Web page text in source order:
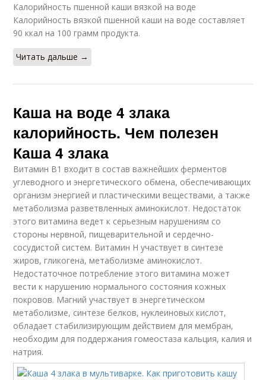
Калорийность пшенной каши вязкой на воде
Калорийность вязкой пшенной каши на воде составляет
90 ккал на 100 грамм продукта.
Читать дальше →
Каша на воде 4 злака
калорийность. Чем полезен
Каша 4 злака
Витамин В1 входит в состав важнейших ферментов
углеводного и энергетического обмена, обеспечивающих
организм энергией и пластическими веществами, а также
метаболизма разветвленных аминокислот. Недостаток
этого витамина ведет к серьезным нарушениям со
стороны нервной, пищеварительной и сердечно-
сосудистой систем. Витамин Н участвует в синтезе
жиров, гликогена, метаболизме аминокислот.
Недостаточное потребление этого витамина может
вести к нарушению нормального состояния кожных
покровов. Магний участвует в энергетическом
метаболизме, синтезе белков, нуклеиновых кислот,
обладает стабилизирующим действием для мембран,
необходим для поддержания гомеостаза кальция, калия и
натрия.